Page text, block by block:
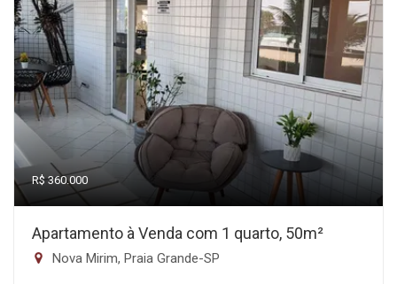
R$ 360.000
Apartamento à Venda com 1 quarto, 50m²
Nova Mirim, Praia Grande-SP